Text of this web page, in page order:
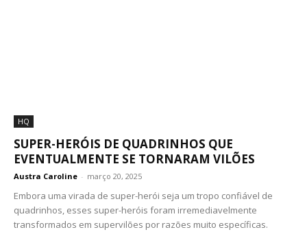
HQ
SUPER-HERÓIS DE QUADRINHOS QUE
EVENTUALMENTE SE TORNARAM VILÕES
Austra Caroline - março 20, 2025
Embora uma virada de super-herói seja um tropo confiável de
quadrinhos, esses super-heróis foram irremediavelmente
transformados em supervilões por razões muito específicas.